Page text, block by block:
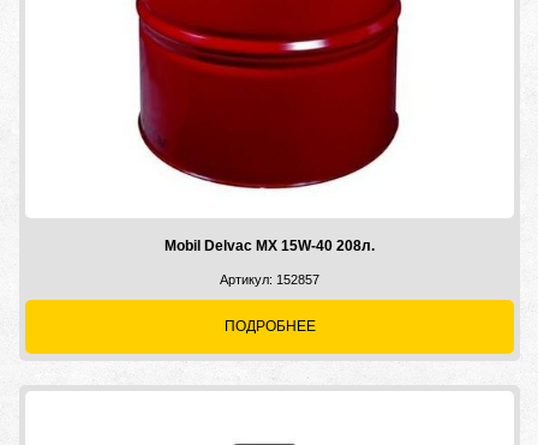
Mobil Delvac MX 15W-40 208л.
Артикул: 152857
ПОДРОБНЕЕ